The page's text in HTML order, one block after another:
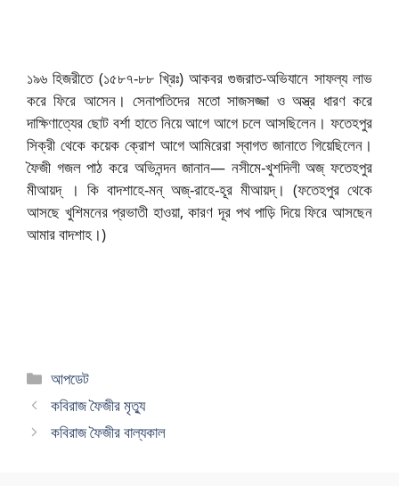
১৯৬ হিজরীতে (১৫৮৭-৮৮ খ্রিঃ) আকবর গুজরাত-অভিযানে সাফল্য লাভ
করে ফিরে আসেন। সেনাপতিদের মতো সাজসজ্জা ও অস্ত্র ধারণ করে
দাক্ষিণাত্যের ছোট বর্শা হাতে নিয়ে আগে আগে চলে আসছিলেন। ফতেহপুর
সিক্রী থেকে কয়েক ক্রোশ আগে আমিরেরা স্বাগত জানাতে গিয়েছিলেন।
ফৈজী গজল পাঠ করে অভিনন্দন জানান— নসীমে-খুশদিলী অজ্ ফতেহপুর
মীআয়দ্ । কি বাদশাহে-মন্ অজ্-রাহে-হূর মীআয়দ্। (ফতেহপুর থেকে
আসছে খুশিমনের প্রভাতী হাওয়া, কারণ দূর পথ পাড়ি দিয়ে ফিরে আসছেন
আমার বাদশাহ।)
বিভাগ
সমূহ
আপডেট
কবিরাজ ফৈজীর মৃত্যু
কবিরাজ ফৈজীর বাল্যকাল